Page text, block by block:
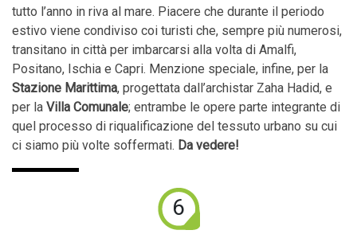
tutto l’anno in riva al mare. Piacere che durante il periodo
estivo viene condiviso coi turisti che, sempre più numerosi,
transitano in città per imbarcarsi alla volta di Amalfi,
Positano, Ischia e Capri. Menzione speciale, infine, per la
Stazione Marittima, progettata dall’archistar Zaha Hadid, e
per la Villa Comunale; entrambe le opere parte integrante di
quel processo di riqualificazione del tessuto urbano su cui
ci siamo più volte soffermati. Da vedere!
6